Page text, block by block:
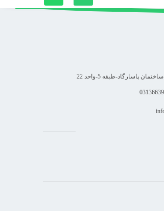
پاسارگاد-طبقه 5-واحد 22